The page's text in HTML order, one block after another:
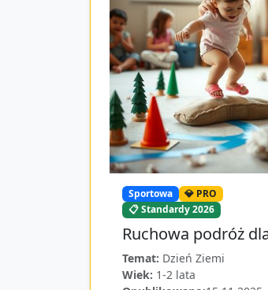
Sportowa
💎 PRO
📋 Standardy 2026
Ruchowa podróż
Temat: Dzień Ziemi
Wiek: 1-2 lata